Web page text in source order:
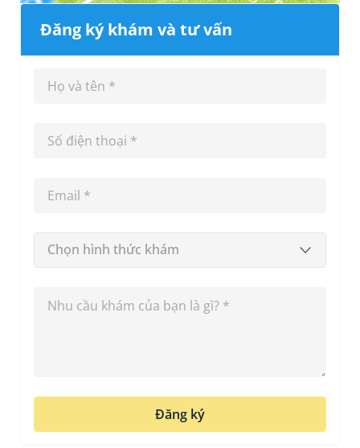
Đăng ký khám và tư vấn
Chọn hình thức khám
Đăng ký